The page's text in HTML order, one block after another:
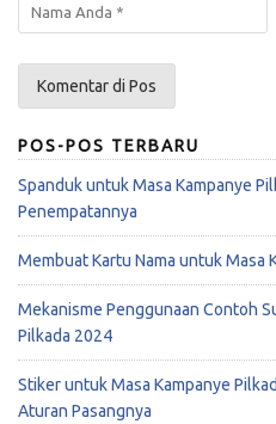
POS-POS TERBARU
Spanduk untuk Masa Kampanye
Penempatannya
Membuat Kartu Nama untuk Masa
Mekanisme Penggunaan Contoh
Pilkada 2024
Stiker untuk Masa Kampanye
Aturan Pasangnya